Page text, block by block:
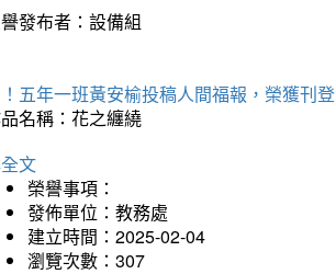
發布者：設備組
五年一班黃安榆投稿人間福報，榮獲刊登
名稱：花之纏繞
文
榮譽事項：
發佈單位：教務處
建立時間：2025-02-04
瀏覽次數：307